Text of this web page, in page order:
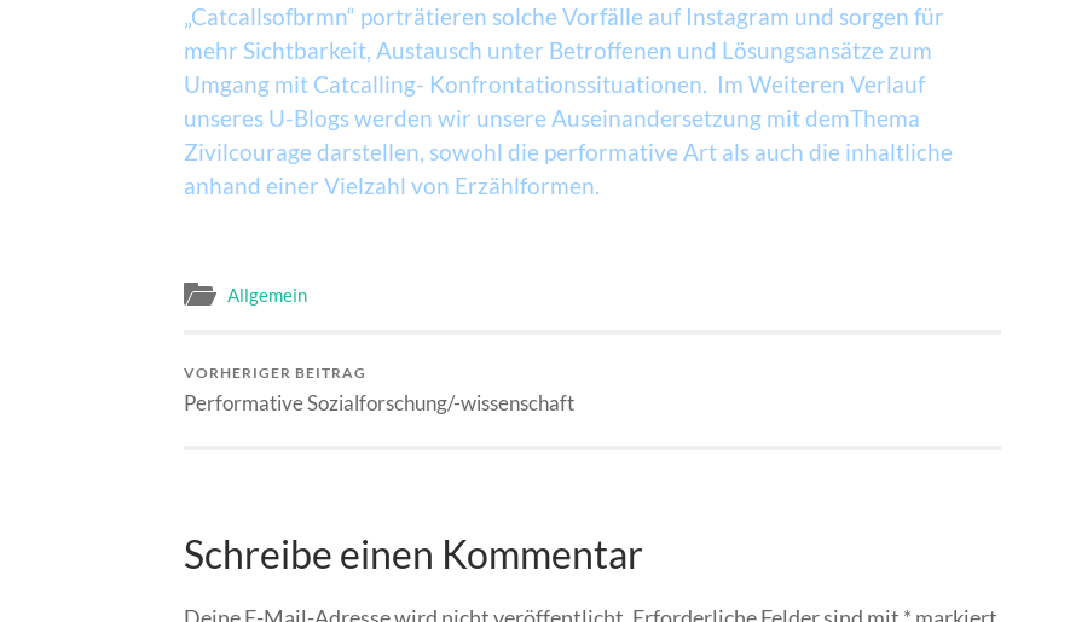
„Catcallsofbrmn“ porträtieren solche Vorfälle auf Instagram und sorgen für
mehr Sichtbarkeit, Austausch unter Betroffenen und Lösungsansätze zum
Umgang mit Catcalling- Konfrontationssituationen. Im Weiteren Verlauf
unseres U-Blogs werden wir unsere Auseinandersetzung mit demThema
Zivilcourage darstellen, sowohl die performative Art als auch die inhaltliche
anhand einer Vielzahl von Erzählformen.
Allgemein
VORHERIGER BEITRAG
Performative Sozialforschung/-wissenschaft
Schreibe einen Kommentar